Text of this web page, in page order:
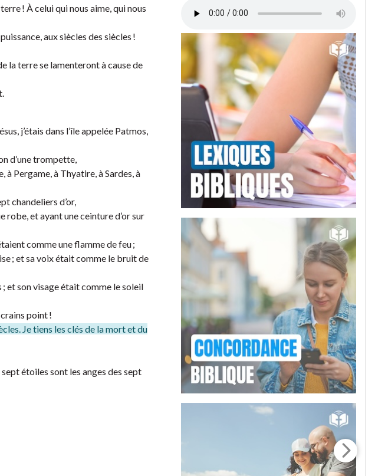
! À celui qui nous aime, qui nous
aux siècles des siècles !
la terre se lamenteront à cause de
j’étais dans l’île appelée Patmos,
d’une trompette,
à Pergame, à Thyatire, à Sardes, à
chandeliers d’or,
robe, et ayant une ceinture d’or sur
comme une flamme de feu ;
; et sa voix était comme le bruit de
et son visage était comme le soleil
point !
Je tiens les clés de la mort et du
étoiles sont les anges des sept